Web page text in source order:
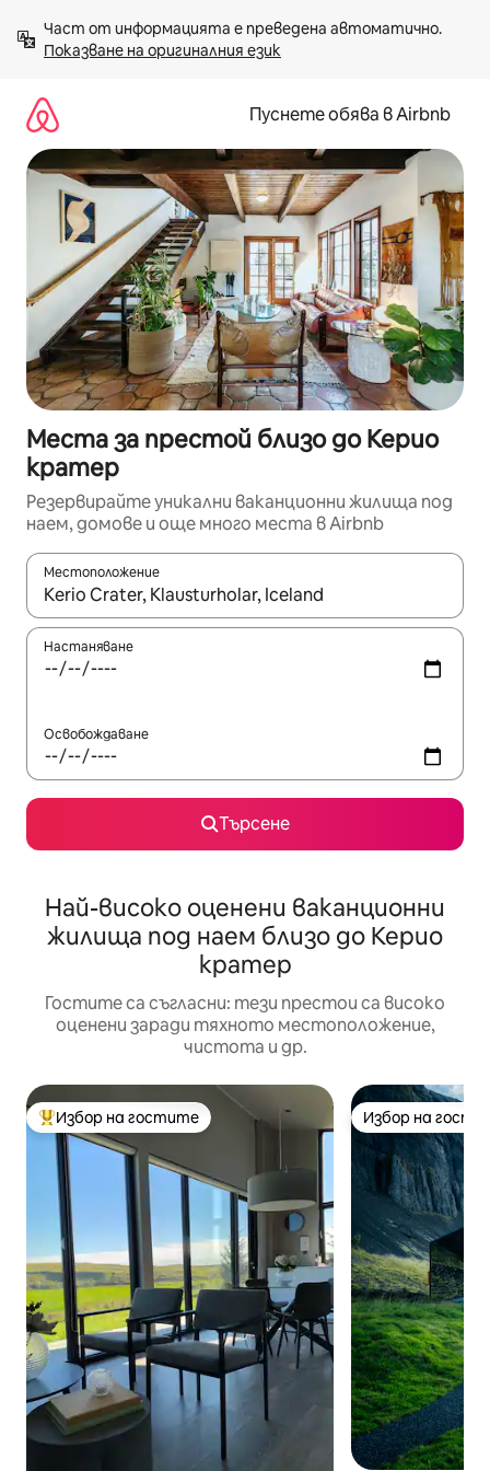
към
съдържанието
Показване на оригиналния език
Пуснете обява в Airbnb
Места за престой близо до Керио
кратер
Резервирайте уникални ваканционни жилища под
наем, домове и още много места в Airbnb
Местоположение
Когато резултатите се покажат, използвайте
Настаняване
Освобождаване
Търсене
Най-високо оценени ваканционни
жилища под наем близо до Керио
кратер
Гостите са съгласни: тези престои са високо
оценени заради тяхното местоположение,
чистота и др.
Най-популярен избор на гостите
Избор на гостите Избор на
Избор на